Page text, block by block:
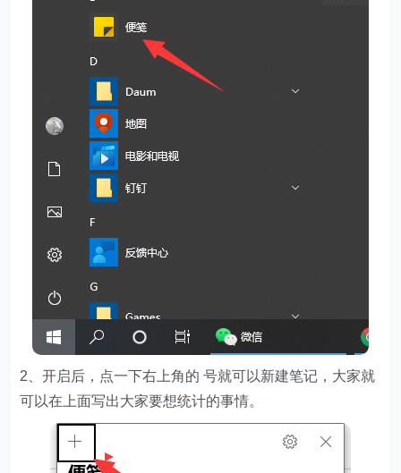
2、开启后，点一下右上角的 号就可以新建笔记，大家就
可以在上面写出大家要想统计的事情。